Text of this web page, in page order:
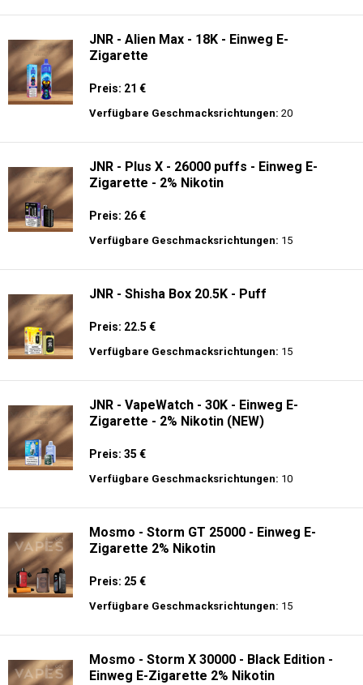
JNR - Alien Max - 18K - Einweg E-
Zigarette
Preis: 21 €
Verfügbare Geschmacksrichtungen: 20
JNR - Plus X - 26000 puffs - Einweg E-
Zigarette - 2% Nikotin
Preis: 26 €
Verfügbare Geschmacksrichtungen: 15
JNR - Shisha Box 20.5K - Puff
Preis: 22.5 €
Verfügbare Geschmacksrichtungen: 15
JNR - VapeWatch - 30K - Einweg E-
Zigarette - 2% Nikotin (NEW)
Preis: 35 €
Verfügbare Geschmacksrichtungen: 10
Mosmo - Storm GT 25000 - Einweg E-
Zigarette 2% Nikotin
Preis: 25 €
Verfügbare Geschmacksrichtungen: 15
Mosmo - Storm X 30000 - Black Edition -
Einweg E-Zigarette 2% Nikotin